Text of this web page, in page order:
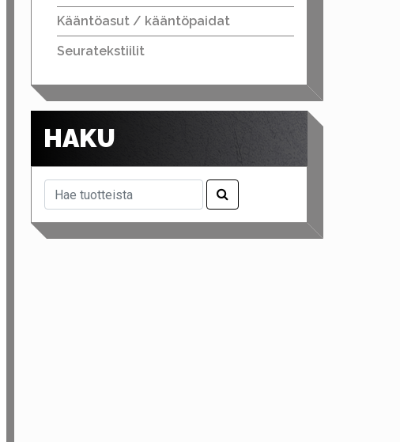
Kääntöasut / kääntöpaidat
Seuratekstiilit
HAKU